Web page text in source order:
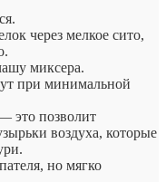
через мелкое сито,
миксера.
при минимальной
это позволит
воздуха, которые
но мягко